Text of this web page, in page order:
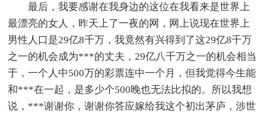
最后，我要感谢在我身边的这位在我看来是世界上
最漂亮的女人，昨天上了一夜的网，网上说现在世界上
男性人口是29亿8千万，我竟然有兴得到了这29亿8千万
之一的机会成为***的丈夫，29亿八千万之一的机会相当
于，一个人中500万的彩票连中一个月，但我觉得今生能
和***在一起，是多少个500晚也无法比拟的。所以我想
说，***谢谢你，谢谢你答应嫁给我这个初出茅庐，涉世